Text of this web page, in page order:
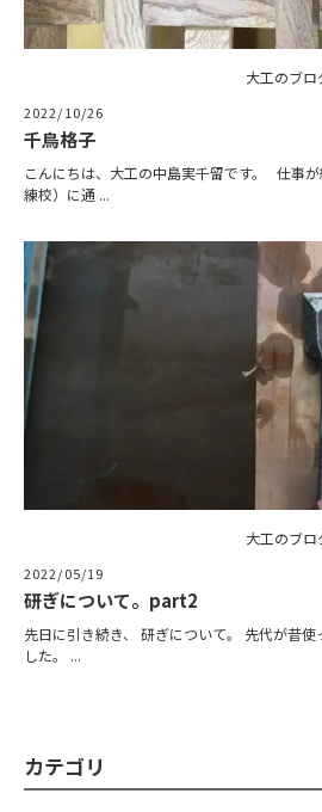
大工のブ
2022/10/26
千鳥格子
こんにちは、大工の中島実千留です。 仕事
練校）に通 ...
大工のブ
2022/05/19
研ぎについて。part2
先日に引き続き、 研ぎについて。 先代が昔
した。 ...
カテゴリ